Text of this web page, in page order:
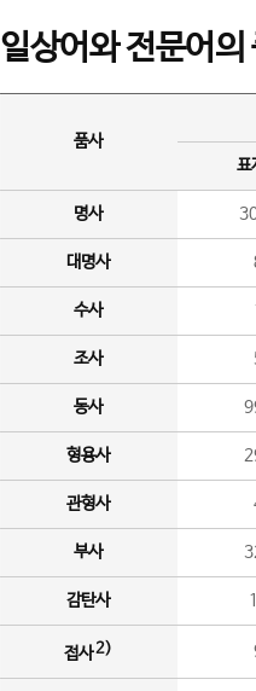
일상어와 전문어의
품사
표
명사
대명사
수사
조사
동사
형용사
관형사
부사
감탄사
접사2)